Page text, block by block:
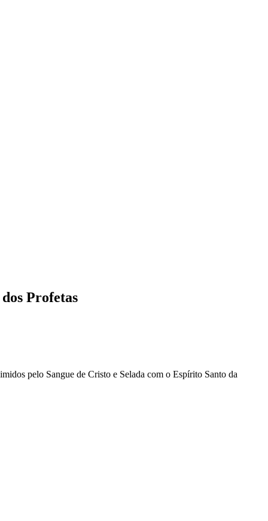
Profetas
pelo Sangue de Cristo e Selada com o Espírito Santo da